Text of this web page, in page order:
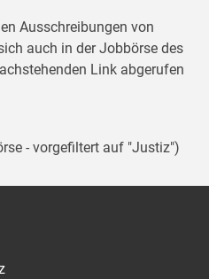
Ausschreibungen von
auch in der Jobbörse des
Link abgerufen
- vorgefiltert auf "Justiz")